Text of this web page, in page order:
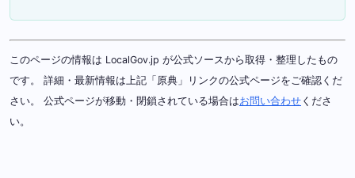
このページの情報は LocalGov.jp が公式ソースから取得・整理したもの
です。 詳細・最新情報は上記「原典」リンクの公式ページをご確認くだ
さい。 公式ページが移動・閉鎖されている場合はお問い合わせ くださ
い。